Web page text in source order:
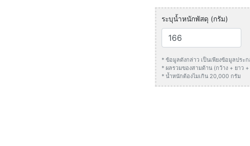
ระบุน้ำหนักพัสดุ (กรัม)
* ข้อมูลดังกล่าว เป็นเพียงข้อมูลประ
* ผลรวมของสามด้าน (กว้าง + ยาว
* น้ำหนักต้องไมเกิน 20,000 กรัม